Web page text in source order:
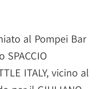
al Pompei Bar
ITALY, vicino al